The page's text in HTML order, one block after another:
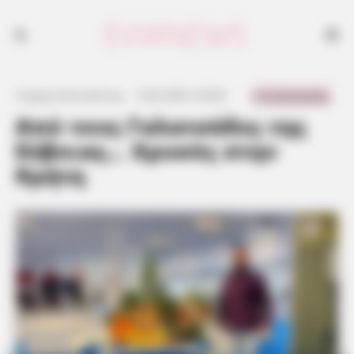
Από τους Γαλατσάδες της
Εύβοιας… Χρυσός στην
Κρήτη